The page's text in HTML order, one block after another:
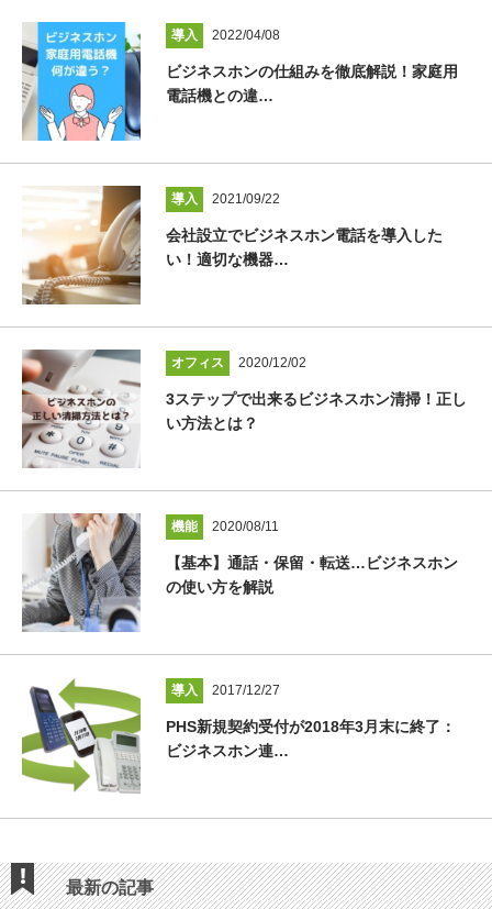
導入 2022/04/08
ビジネスホンの仕組みを徹底解説！家庭用
電話機との違…
導入 2021/09/22
会社設立でビジネスホン電話を導入した
い！適切な機器…
オフィス 2020/12/02
3ステップで出来るビジネスホン清掃！正し
い方法とは？
機能 2020/08/11
【基本】通話・保留・転送…ビジネスホン
の使い方を解説
導入 2017/12/27
PHS新規契約受付が2018年3月末に終了：
ビジネスホン連…
最新の記事